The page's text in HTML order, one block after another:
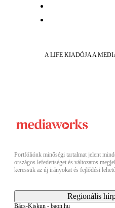
A LIFE KIADÓJA A
Portfóliónk minőségi tartalmat jelent
országos lefedettséget és változatos
keressük az új irányokat és fejlődési
Regionális
Bács-Kiskun - baon.hu